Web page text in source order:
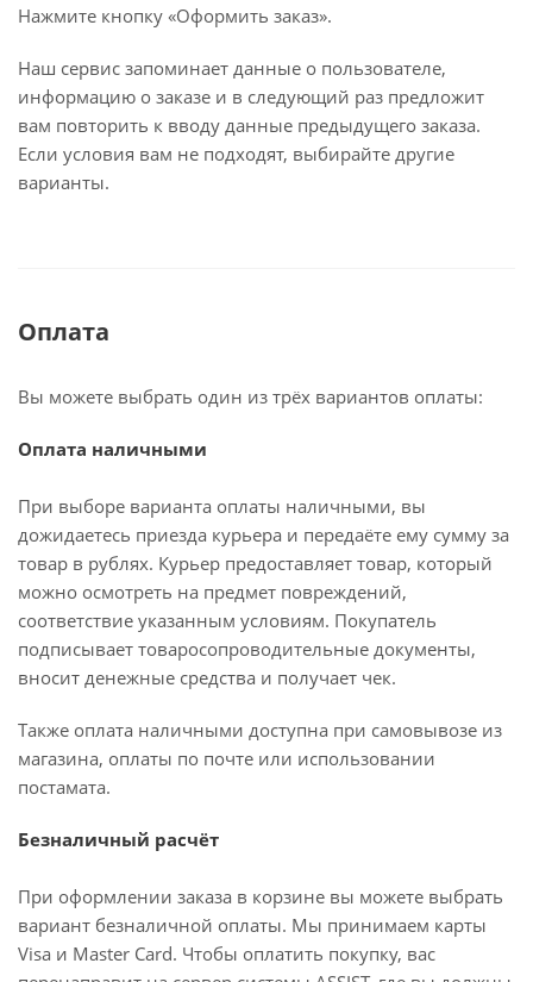
Нажмите кнопку «Оформить заказ».
Наш сервис запоминает данные о пользователе,
информацию о заказе и в следующий раз предложит
вам повторить к вводу данные предыдущего заказа.
Если условия вам не подходят, выбирайте другие
варианты.
Оплата
Вы можете выбрать один из трёх вариантов оплаты:
Оплата наличными
При выборе варианта оплаты наличными, вы
дожидаетесь приезда курьера и передаёте ему сумму за
товар в рублях. Курьер предоставляет товар, который
можно осмотреть на предмет повреждений,
соответствие указанным условиям. Покупатель
подписывает товаросопроводительные документы,
вносит денежные средства и получает чек.
Также оплата наличными доступна при самовывозе из
магазина, оплаты по почте или использовании
постамата.
Безналичный расчёт
При оформлении заказа в корзине вы можете выбрать
вариант безналичной оплаты. Мы принимаем карты
Visa и Master Card. Чтобы оплатить покупку, вас